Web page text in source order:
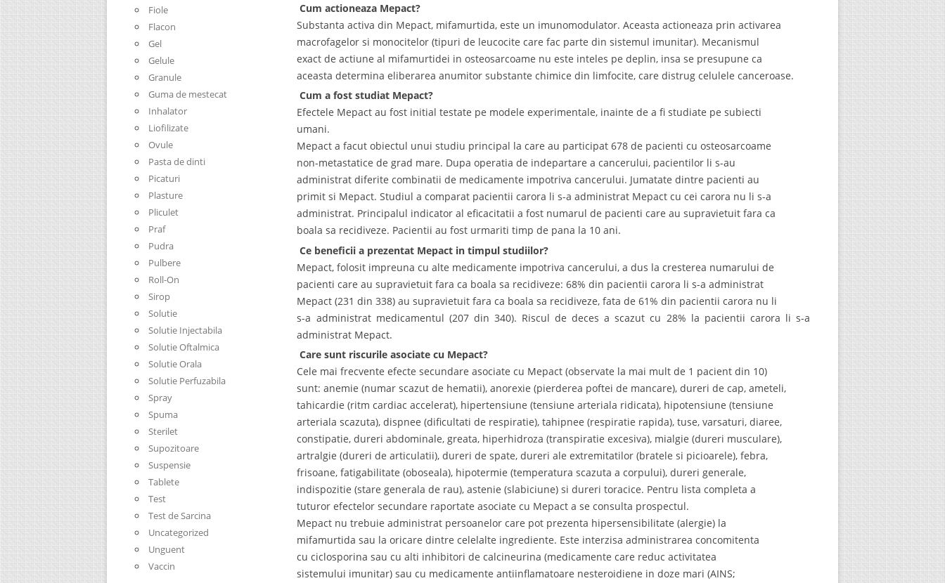
Cum actioneaza Mepact?
Substanta activa din Mepact, mifamurtida, este un imunomodulator. Aceasta actioneaza prin activarea
macrofagelor si monocitelor (tipuri de leucocite care fac parte din sistemul imunitar). Mecanismul
exact de actiune al mifamurtidei in osteosarcoame nu este inteles pe deplin, insa se presupune ca
aceasta determina eliberarea anumitor substante chimice din limfocite, care distrug celulele canceroase.
Cum a fost studiat Mepact?
Efectele Mepact au fost initial testate pe modele experimentale, inainte de a fi studiate pe subiecti
umani.
Mepact a facut obiectul unui studiu principal la care au participat 678 de pacienti cu osteosarcoame
non-metastatice de grad mare. Dupa operatia de indepartare a cancerului, pacientilor li s-au
administrat diferite combinatii de medicamente impotriva cancerului. Jumatate dintre pacienti au
primit si Mepact. Studiul a comparat pacientii carora li s-a administrat Mepact cu cei carora nu li s-a
administrat. Principalul indicator al eficacitatii a fost numarul de pacienti care au supravietuit fara ca
boala sa recidiveze. Pacientii au fost urmariti timp de pana la 10 ani.
Ce beneficii a prezentat Mepact in timpul studiilor?
Mepact, folosit impreuna cu alte medicamente impotriva cancerului, a dus la cresterea numarului de
pacienti care au supravietuit fara ca boala sa recidiveze: 68% din pacientii carora li s-a administrat
Mepact (231 din 338) au supravietuit fara ca boala sa recidiveze, fata de 61% din pacientii carora nu li
s-a administrat medicamentul (207 din 340). Riscul de deces a scazut cu 28% la pacientii carora li s-a
administrat Mepact.
Care sunt riscurile asociate cu Mepact?
Cele mai frecvente efecte secundare asociate cu Mepact (observate la mai mult de 1 pacient din 10)
sunt: anemie (numar scazut de hematii), anorexie (pierderea poftei de mancare), dureri de cap, ameteli,
tahicardie (ritm cardiac accelerat), hipertensiune (tensiune arteriala ridicata), hipotensiune (tensiune
arteriala scazuta), dispnee (dificultati de respiratie), tahipnee (respiratie rapida), tuse, varsaturi, diaree,
constipatie, dureri abdominale, greata, hiperhidroza (transpiratie excesiva), mialgie (dureri musculare),
artralgie (dureri de articulatii), dureri de spate, dureri ale extremitatilor (bratele si picioarele), febra,
frisoane, fatigabilitate (oboseala), hipotermie (temperatura scazuta a corpului), dureri generale,
indispozitie (stare generala de rau), astenie (slabiciune) si dureri toracice. Pentru lista completa a
tuturor efectelor secundare raportate asociate cu Mepact a se consulta prospectul.
Mepact nu trebuie administrat persoanelor care pot prezenta hipersensibilitate (alergie) la
mifamurtida sau la oricare dintre celelalte ingrediente. Este interzisa administrarea concomitenta
cu ciclosporina sau cu alti inhibitori de calcineurina (medicamente care reduc activitatea
sistemului imunitar) sau cu medicamente antiinflamatoare nesteroidiene in doze mari (AINS;
Fiole
Flacon
Gel
Gelule
Granule
Guma de mestecat
Inhalator
Liofilizate
Ovule
Pasta de dinti
Picaturi
Plasture
Pliculet
Praf
Pudra
Pulbere
Roll-On
Sirop
Solutie
Solutie Injectabila
Solutie Oftalmica
Solutie Orala
Solutie Perfuzabila
Spray
Spuma
Sterilet
Supozitoare
Suspensie
Tablete
Test
Test de Sarcina
Uncategorized
Unguent
Vaccin